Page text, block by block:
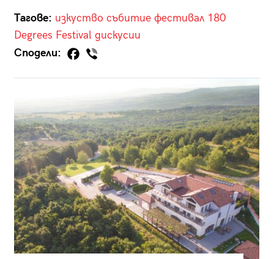
Тагове: изкуство събитие фестивал 180
Degrees Festival дискусии
Сподели: